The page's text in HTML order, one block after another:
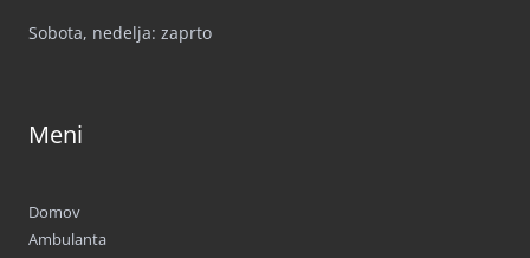
Sobota, nedelja: zaprto
Meni
Domov
Ambulanta